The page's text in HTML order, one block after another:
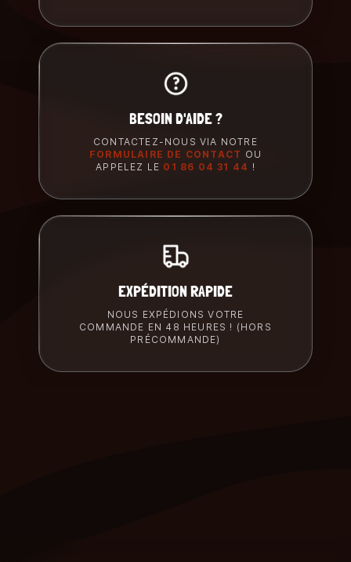
BESOIN D'AIDE ?
CONTACTEZ-NOUS VIA NOTRE
FORMULAIRE DE CONTACT OU
APPELEZ LE 01 86 04 31 44 !
EXPÉDITION RAPIDE
NOUS EXPÉDIONS VOTRE
COMMANDE EN 48 HEURES ! (HORS
PRÉCOMMANDE)